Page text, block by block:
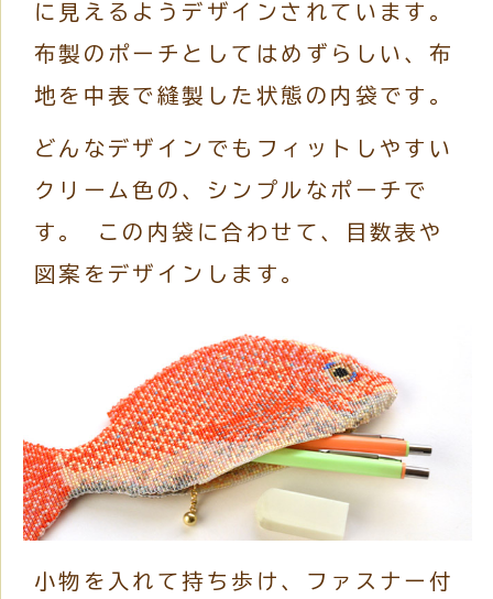
に見えるようデザインされています。
布製のポーチとしてはめずらしい、布
地を中表で縫製した状態の内袋です。
どんなデザインでもフィットしやすい
クリーム色の、シンプルなポーチで
す。 この内袋に合わせて、目数表や
図案をデザインします。
小物を入れて持ち歩け、ファスナー付